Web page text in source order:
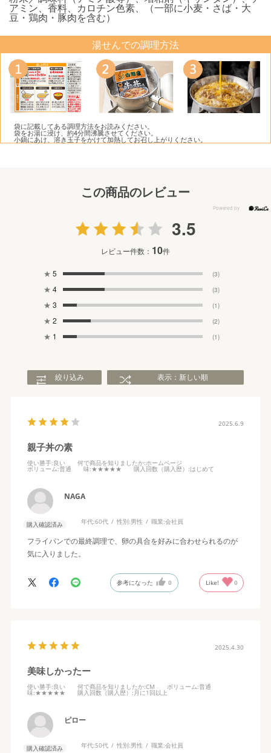
アミン、香料、カロチン色素、（一部に小麦・さば・大
豆・鶏肉・豚肉を含む）
湯せんでの調理方法
袋に記載してある調理方法をお読みください。
袋をお湯に浸け、約4分間沸騰させてください。
小鍋にあけ、溶き玉子をかけて加熱してお召し上がりください。
この商品のレビュー
3.5
レビュー件数： 10件
★ 5 (3)
★ 4 (3)
★ 3 (1)
★ 2 (2)
★ 1 (1)
絞り込み 表示：新しい順
2025.6.9
親子丼の素
使い勝手:良い 何で商品を知りましたか:ホームページ
ボリューム:普通 味:★★★★★ 購入回数（購入歴） :はじめて
NAGA
購入確認済み 年代:60代 性別:男性 職業:会社員
フライパンでの最終調理で、卵の具合を好みに合わせられるのが
気に入りました。
参考になった 0 Like! 0
2025.4.30
美味しかったー
使い勝手:良い 何で商品を知りましたか:CM ボリューム:普通
味:★★★★★ 購入回数（購入歴） :月に1回以上
ピロー
購入確認済み 年代:50代 性別:男性 職業:会社員